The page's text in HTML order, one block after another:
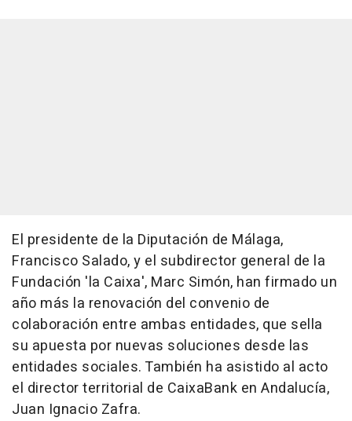
El presidente de la Diputación de Málaga,
Francisco Salado, y el subdirector general de la
Fundación 'la Caixa', Marc Simón, han firmado un
año más la renovación del convenio de
colaboración entre ambas entidades, que sella
su apuesta por nuevas soluciones desde las
entidades sociales. También ha asistido al acto
el director territorial de CaixaBank en Andalucía,
Juan Ignacio Zafra.